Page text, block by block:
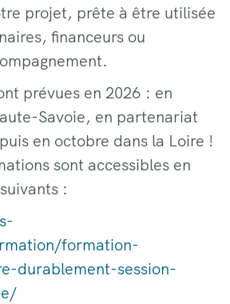
projet, prête à être utilisée
financeurs ou
prévues en 2026 : en
Savoie, en partenariat
en octobre dans la Loire !
sont accessibles en
:
formation-
durablement-session-